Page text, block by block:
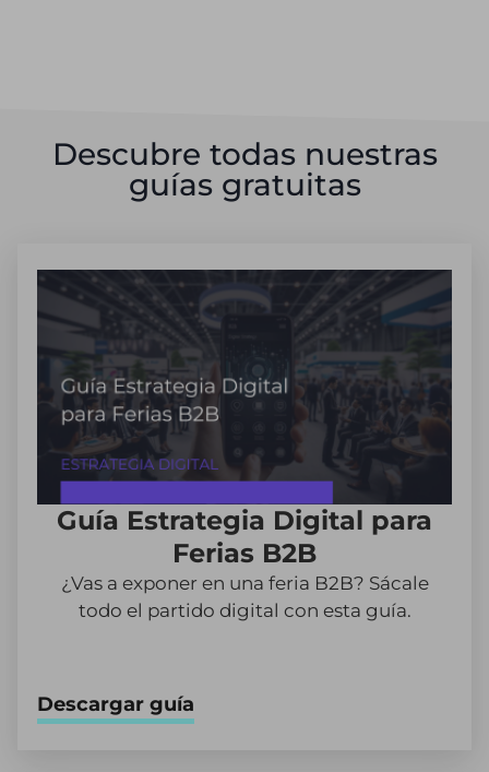
Descubre todas nuestras
guías gratuitas
Guía Estrategia Digital para
Ferias B2B
¿Vas a exponer en una feria B2B? Sácale
todo el partido digital con esta guía.
Descargar guía